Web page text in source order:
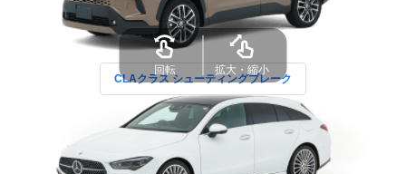
CLAクラス シューティングブレーク
回転 拡大・縮小